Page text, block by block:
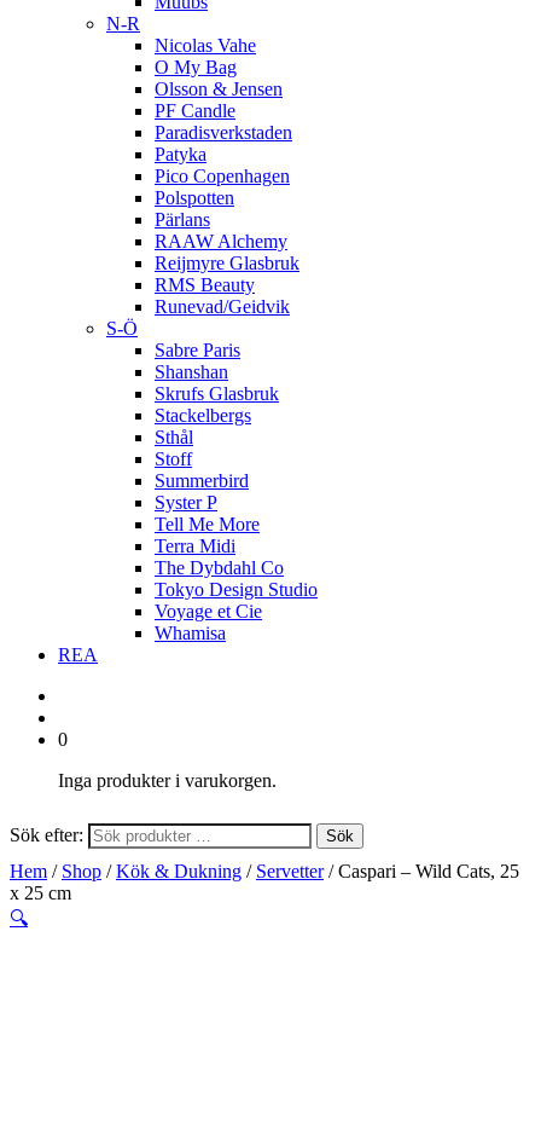
N-R
Nicolas Vahe
O My Bag
Olsson & Jensen
PF Candle
Paradisverkstaden
Patyka
Pico Copenhagen
Polspotten
Pärlans
RAAW Alchemy
Reijmyre Glasbruk
RMS Beauty
Runevad/Geidvik
S-Ö
Sabre Paris
Shanshan
Skrufs Glasbruk
Stackelbergs
Sthål
Stoff
Summerbird
Syster P
Tell Me More
Terra Midi
The Dybdahl Co
Tokyo Design Studio
Voyage et Cie
Whamisa
REA
0
Inga produkter i varukorgen.
Sök efter: Sök
Hem / Shop /Kök & Dukning / Servetter/ Caspari – Wild Cats, 25
x 25 cm
🔍